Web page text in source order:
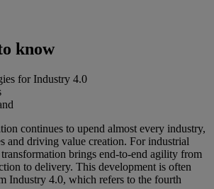
know
for Industry 4.0
continues to upend almost every industry,
and driving value creation. For industrial
brings end-to-end agility from
to delivery. This development is often
Industry 4.0, which refers to the fourth